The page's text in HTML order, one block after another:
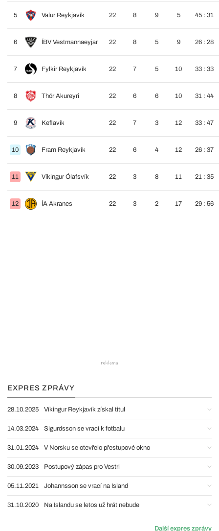
5 Valur Reykjavík 22 8 9 5 45 : 31
6 ÍBV Vestmannaeyjar 22 8 5 9 26 : 28
7 Fylkir Reykjavík 22 7 5 10 33 : 33
8 Thór Akureyri 22 6 6 10 31 : 44
9 Keflavík 22 7 3 12 33 : 47
10 Fram Reykjavík 22 6 4 12 26 : 37
11 Víkingur Ólafsvík 22 3 8 11 21 : 35
12 ÍA Akranes 22 3 2 17 29 : 56
EXPRES ZPRÁVY
28.10.2025 Víkingur Reykjavík získal titul
14.03.2024 Sigurdsson se vrací k fotbalu
31.01.2024 V Norsku se otevřelo přestupové okno
30.09.2023 Postupový zápas pro Vestri
05.11.2021 Johannsson se vrací na Island
31.10.2020 Na Islandu se letos už hrát nebude
Další expres zprávy